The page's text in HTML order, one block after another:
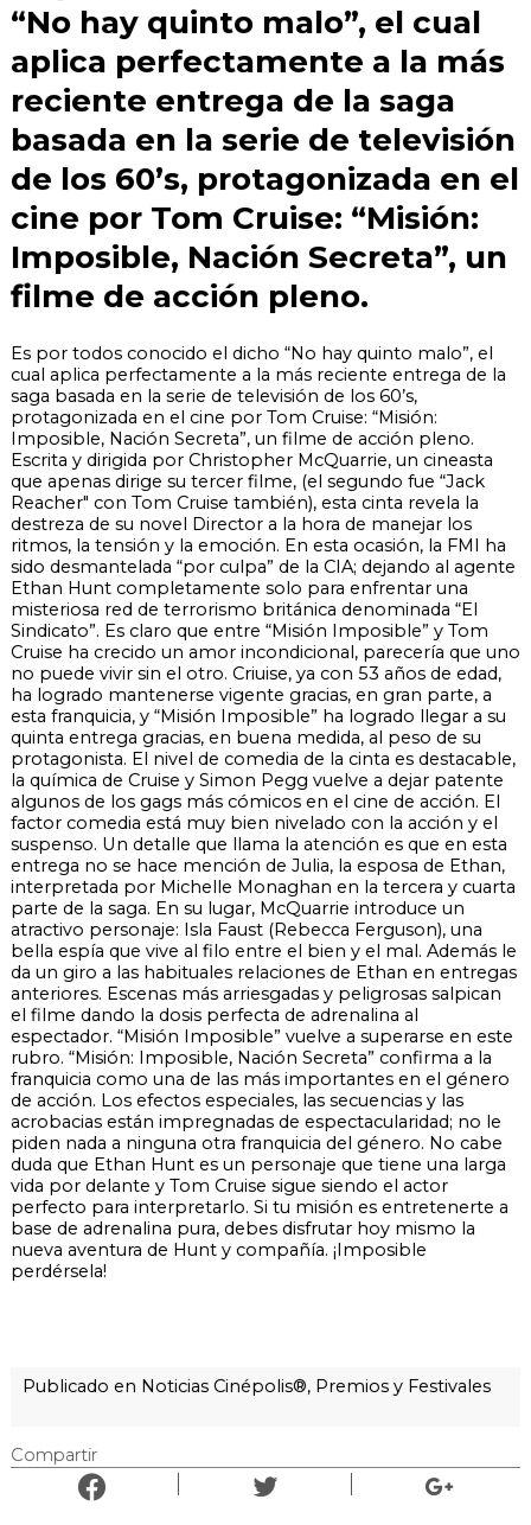
“No hay quinto malo”, el cual
aplica perfectamente a la más
reciente entrega de la saga
basada en la serie de televisión
de los 60’s, protagonizada en el
cine por Tom Cruise: “Misión:
Imposible, Nación Secreta”, un
filme de acción pleno.
Es por todos conocido el dicho “No hay quinto malo”, el
cual aplica perfectamente a la más reciente entrega de la
saga basada en la serie de televisión de los 60’s,
protagonizada en el cine por Tom Cruise: “Misión:
Imposible, Nación Secreta”, un filme de acción pleno.
Escrita y dirigida por Christopher McQuarrie, un cineasta
que apenas dirige su tercer filme, (el segundo fue “Jack
Reacher" con Tom Cruise también), esta cinta revela la
destreza de su novel Director a la hora de manejar los
ritmos, la tensión y la emoción. En esta ocasión, la FMI ha
sido desmantelada “por culpa” de la CIA; dejando al agente
Ethan Hunt completamente solo para enfrentar una
misteriosa red de terrorismo británica denominada “El
Sindicato”. Es claro que entre “Misión Imposible” y Tom
Cruise ha crecido un amor incondicional, parecería que uno
no puede vivir sin el otro. Criuise, ya con 53 años de edad,
ha logrado mantenerse vigente gracias, en gran parte, a
esta franquicia, y “Misión Imposible” ha logrado llegar a su
quinta entrega gracias, en buena medida, al peso de su
protagonista. El nivel de comedia de la cinta es destacable,
la química de Cruise y Simon Pegg vuelve a dejar patente
algunos de los gags más cómicos en el cine de acción. El
factor comedia está muy bien nivelado con la acción y el
suspenso. Un detalle que llama la atención es que en esta
entrega no se hace mención de Julia, la esposa de Ethan,
interpretada por Michelle Monaghan en la tercera y cuarta
parte de la saga. En su lugar, McQuarrie introduce un
atractivo personaje: Isla Faust (Rebecca Ferguson), una
bella espía que vive al filo entre el bien y el mal. Además le
da un giro a las habituales relaciones de Ethan en entregas
anteriores. Escenas más arriesgadas y peligrosas salpican
el filme dando la dosis perfecta de adrenalina al
espectador. “Misión Imposible” vuelve a superarse en este
rubro. “Misión: Imposible, Nación Secreta” confirma a la
franquicia como una de las más importantes en el género
de acción. Los efectos especiales, las secuencias y las
acrobacias están impregnadas de espectacularidad; no le
piden nada a ninguna otra franquicia del género. No cabe
duda que Ethan Hunt es un personaje que tiene una larga
vida por delante y Tom Cruise sigue siendo el actor
perfecto para interpretarlo. Si tu misión es entretenerte a
base de adrenalina pura, debes disfrutar hoy mismo la
nueva aventura de Hunt y compañía. ¡Imposible
perdérsela!
Publicado en Noticias Cinépolis®, Premios y Festivales
Compartir